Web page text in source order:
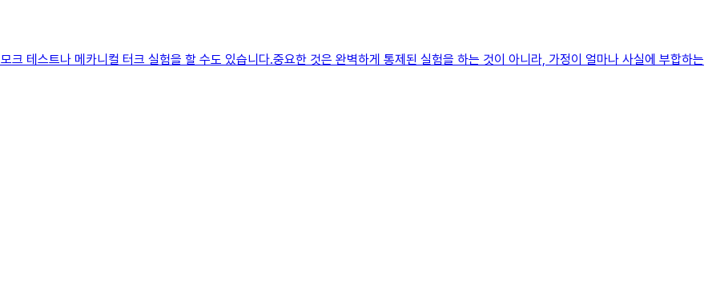
크 테스트나 메카니컬 터크 실험을 할 수도 있습니다.중요한 것은 완벽하게 통제된 실험을 하는 것이 아니라, 가정이 얼마나 사실에 부합하는